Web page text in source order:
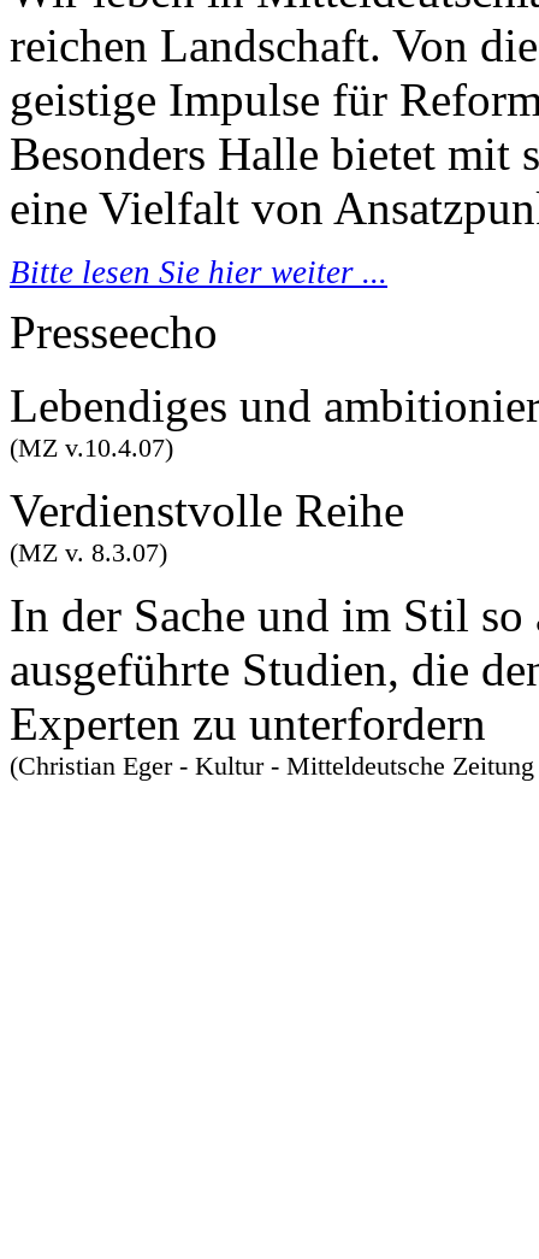
reichen Landschaft. Von
geistige Impulse für
Besonders Halle bietet mit
eine Vielfalt von
Bitte lesen Sie hier weiter ...
Presseecho
Lebendiges und
(MZ v.10.4.07)
Verdienstvolle Reihe
(MZ v. 8.3.07)
In der Sache und im Stil
ausgeführte Studien, die
Experten zu unterfordern
(Christian Eger - Kultur - Mitteldeutsche